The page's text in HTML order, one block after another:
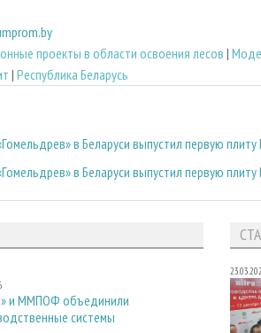
проекты в области освоения лесов |
| Республика Беларусь
в Беларуси выпустил первую плиту
в Беларуси выпустил первую плиту
и ММПОФ объединили
системы